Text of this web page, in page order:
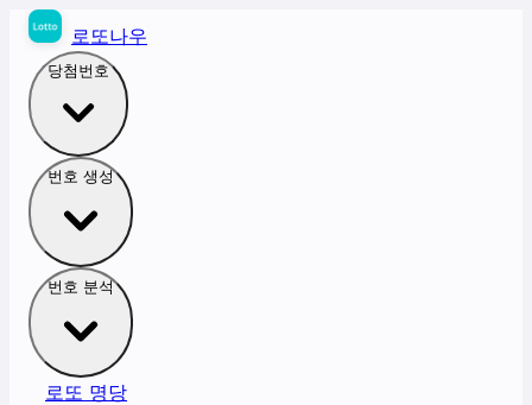
로또나우
당첨번호
번호 생성
번호 분석
로또 명당